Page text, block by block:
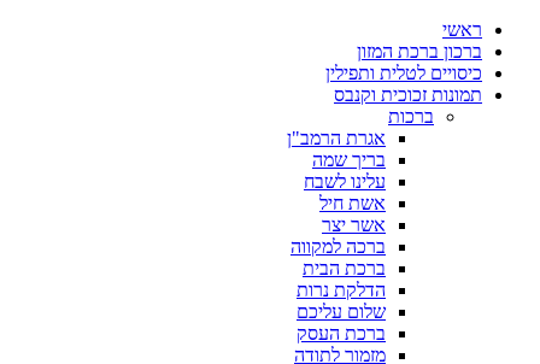
ראשי
ברכון ברכת המזון
כיסויים לטלית ותפילין
תמונות זכוכית וקנבס
ברכות
אגרת הרמב"ן
בריך שמה
עלינו לשבח
אשת חיל
אשר יצר
ברכה למקווה
ברכת הבית
הדלקת נרות
שלום עליכם
ברכת העסק
מזמור לתודה